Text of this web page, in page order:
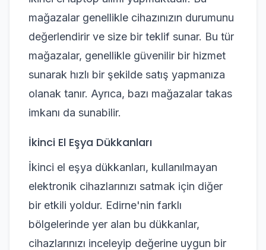
mağazalar genellikle cihazınızın durumunu
değerlendirir ve size bir teklif sunar. Bu tür
mağazalar, genellikle güvenilir bir hizmet
sunarak hızlı bir şekilde satış yapmanıza
olanak tanır. Ayrıca, bazı mağazalar takas
imkanı da sunabilir.
İkinci El Eşya Dükkanları
İkinci el eşya dükkanları, kullanılmayan
elektronik cihazlarınızı satmak için diğer
bir etkili yoldur. Edirne'nin farklı
bölgelerinde yer alan bu dükkanlar,
cihazlarınızı inceleyip değerine uygun bir